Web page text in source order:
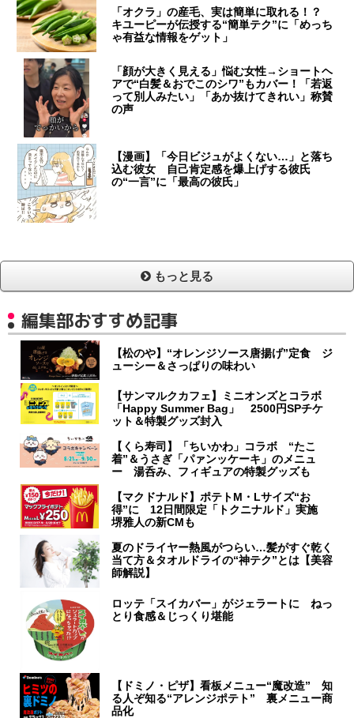
「オクラ」の産毛、実は簡単に取れる！？
キユーピーが伝授する“簡単テク”に「めっち
ゃ有益な情報をゲット」
「顔が大きく見える」悩む女性→ショートヘ
アで“白髪＆おでこのシワ”もカバー！「若返
って別人みたい」「あか抜けてきれい」称賛
の声
【漫画】「今日ビジュがよくない…」と落ち
込む彼女 自己肯定感を爆上げする彼氏
の“一言”に「最高の彼氏」
もっと見る
編集部おすすめ記事
【松のや】“オレンジソース唐揚げ”定食 ジ
ューシー＆さっぱりの味わい
【サンマルクカフェ】ミニオンズとコラボ
「Happy Summer Bag」 2500円SPチケ
ット＆特製グッズ封入
【くら寿司】「ちいかわ」コラボ “たこ
着”＆うさぎ「パァンッケーキ」のメニュ
ー 湯呑み、フィギュアの特製グッズも
【マクドナルド】ポテトM・Lサイズ“お
得”に 12日間限定「トクニナルド」実施
堺雅人の新CMも
夏のドライヤー熱風がつらい…髪がすぐ乾く
当て方＆タオルドライの“神テク”とは【美容
師解説】
ロッテ「スイカバー」がジェラートに ねっ
とり食感＆じっくり堪能
【ドミノ・ピザ】看板メニュー“魔改造” 知
る人ぞ知る“アレンジポテト” 裏メニュー商
品化